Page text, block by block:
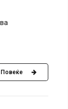
Повеќе